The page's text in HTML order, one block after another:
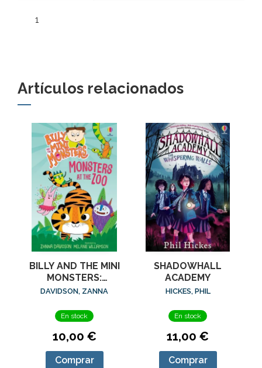
1
Artículos relacionados
BILLY AND THE MINI
MONSTERS:
MONSTERS AT THE
DAVIDSON, ZANNA
En stock
10,00 €
Comprar
SHADOWHALL
ACADEMY
HICKES, PHIL
En stock
11,00 €
Comprar